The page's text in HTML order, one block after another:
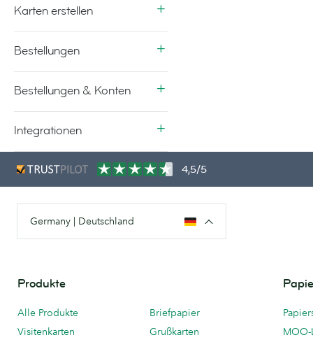
Karten erstellen
Bestellungen
Bestellungen & Konten
Integrationen
4,5/5
Germany | Deutschland
Produkte
Alle Produkte
Visitenkarten
Briefpapier
Grußkarten
MOO-